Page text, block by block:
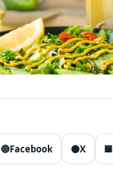
🔵Facebook ⚫X 🟦